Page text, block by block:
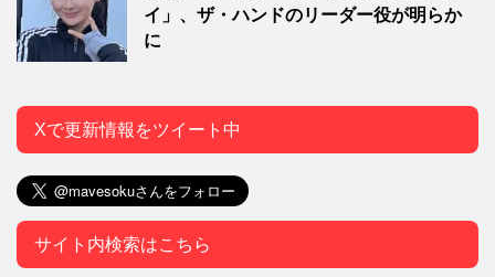
イ」、ザ・ハンドのリーダー役が明らか
に
Xで更新情報をツイート中
サイト内検索はこちら